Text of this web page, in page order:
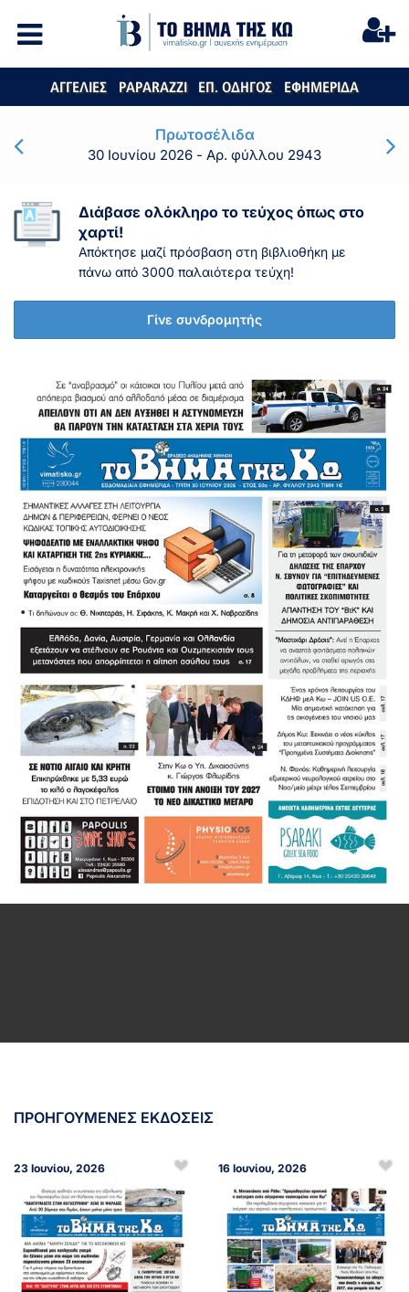
ΑΓΓΕΛΙΕΣ PAPARAZZI ΕΠ. ΟΔΗΓΟΣ ΕΦΗΜΕΡΙΔΑ
Πρωτοσέλιδα
30 Ιουνίου 2026 - Αρ. φύλλου 2943
Διάβασε ολόκληρο το τεύχος όπως στο
χαρτί!
Απόκτησε μαζί πρόσβαση στη βιβλιοθήκη με
πάνω από 3000 παλαιότερα τεύχη!
Γίνε συνδρομητής
ΠΡΟΗΓΟΥΜΕΝΕΣ ΕΚΔΟΣΕΙΣ
23 Ιουνίου, 2026 16 Ιουνίου, 2026